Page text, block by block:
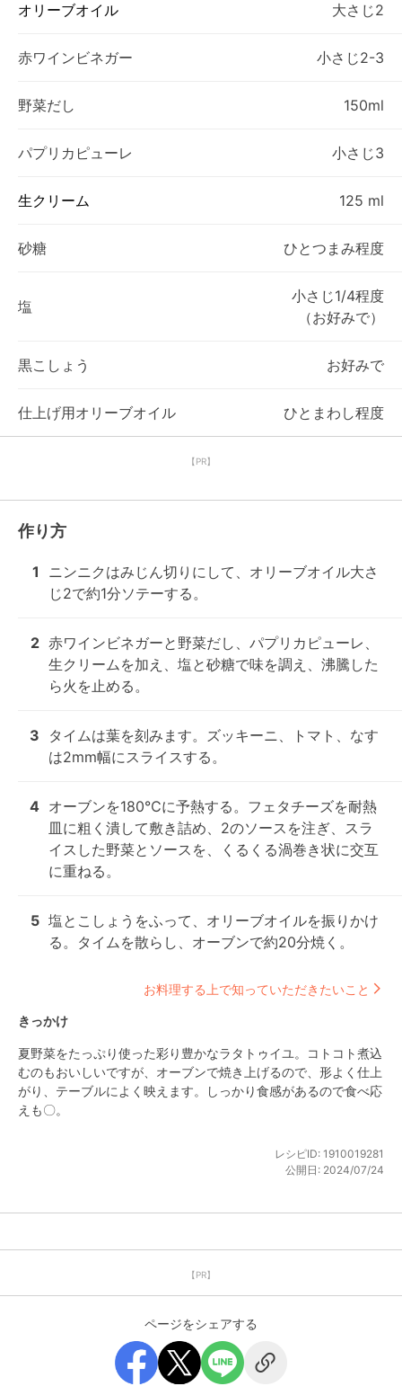
オリーブオイル 大さじ2
赤ワインビネガー 小さじ2-3
野菜だし 150ml
パプリカピューレ 小さじ3
生クリーム 125 ml
砂糖 ひとつまみ程度
塩
小さじ1/4程度
（お好みで）
黒こしょう お好みで
仕上げ用オリーブオイル ひとまわし程度
【PR】
作り方
1
ニンニクはみじん切りにして、オリーブオイル大さ
じ2で約1分ソテーする。
2 赤ワインビネガーと野菜だし、パプリカピューレ、
生クリームを加え、塩と砂糖で味を調え、沸騰した
ら火を止める。
3
タイムは葉を刻みます。ズッキーニ、トマト、なす
は2mm幅にスライスする。
4 オーブンを180℃に予熱する。フェタチーズを耐熱
皿に粗く潰して敷き詰め、2のソースを注ぎ、スラ
イスした野菜とソースを、くるくる渦巻き状に交互
に重ねる。
5 塩とこしょうをふって、オリーブオイルを振りかけ
る。タイムを散らし、オーブンで約20分焼く。
お料理する上で知っていただきたいこと
きっかけ
夏野菜をたっぷり使った彩り豊かなラタトゥイユ。コトコト煮込
むのもおいしいですが、オーブンで焼き上げるので、形よく仕上
がり、テーブルによく映えます。しっかり食感があるので食べ応
えも〇。
レシピID: 1910019281
公開日: 2024/07/24
【PR】
ページをシェアする